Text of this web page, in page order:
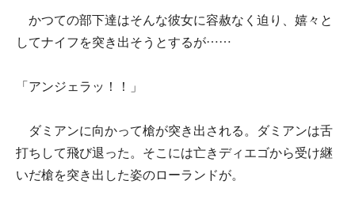
かつての部下達はそんな彼女に容赦なく迫り、嬉々と
してナイフを突き出そうとするが……
「アンジェラッ！！」
ダミアンに向かって槍が突き出される。ダミアンは舌
打ちして飛び退った。そこには亡きディエゴから受け継
いだ槍を突き出した姿のローランドが。